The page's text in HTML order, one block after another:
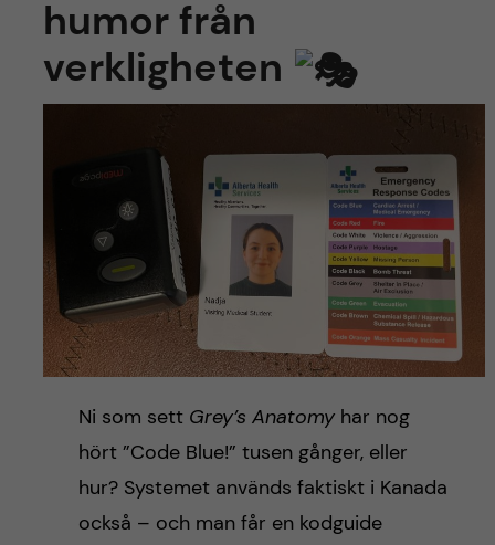
humor från
verkligheten
Ni som sett Grey’s Anatomyhar nog
hört ”Code Blue!” tusen gånger, eller
hur? Systemet används faktiskt i Kanada
också – och man får en kodguide